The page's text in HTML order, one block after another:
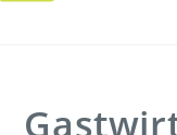
Tickets